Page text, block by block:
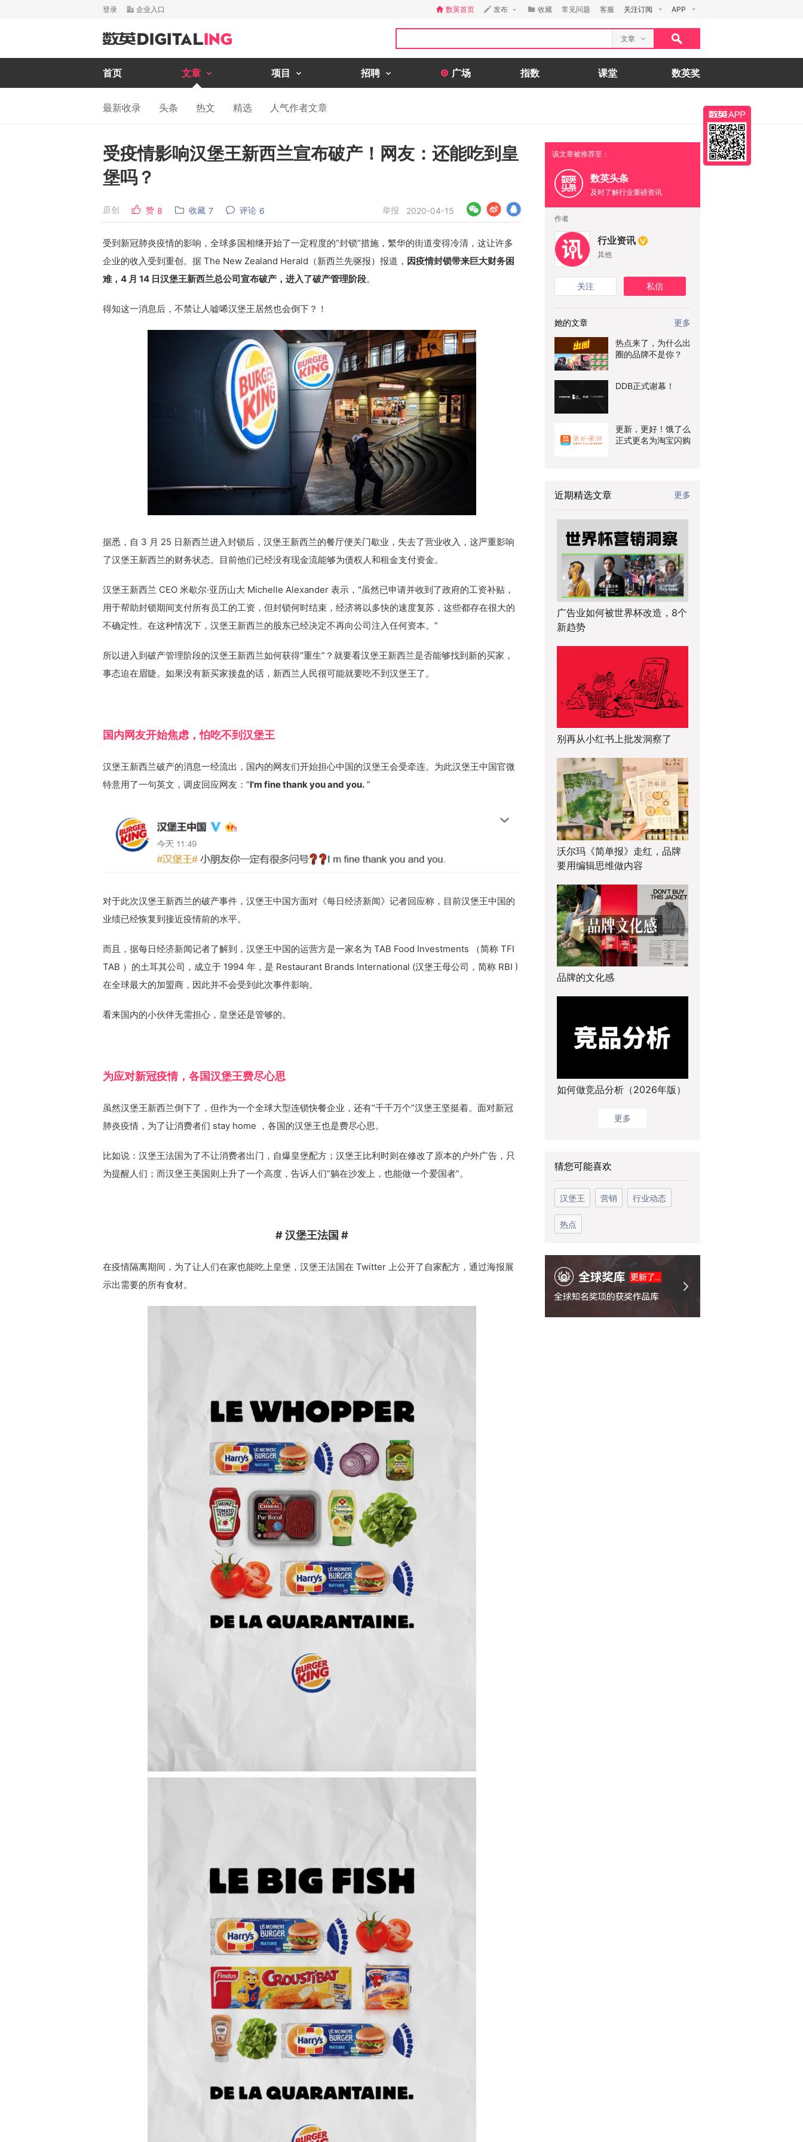
登录 企业入口 数英首页 发布 收藏 常见问题 客服 关注订阅 APP
文章
首页 文章 项目 招聘 广场 指数 课堂 数英奖
最新收录 头条 热文 精选 人气作者文章
受疫情影响汉堡王新西兰宣布破产！网友：还能吃到皇
堡吗？
原创 赞 8 收藏 7 评论 6 举报 2020-04-15
受到新冠肺炎疫情的影响，全球多国相继开始了一定程度的“封锁”措施，繁华的街道变得冷清，这让许多
企业的收入受到重创。据 The New Zealand Herald（新西兰先驱报）报道， 因疫情封锁带来巨大财务困
难，4 月 14 日汉堡王新西兰总公司宣布破产，进入了破产管理阶段。
得知这一消息后，不禁让人嘘唏汉堡王居然也会倒下？！
据悉，自 3 月 25 日新西兰进入封锁后，汉堡王新西兰的餐厅便关门歇业，失去了营业收入，这严重影响
了汉堡王新西兰的财务状态。目前他们已经没有现金流能够为债权人和租金支付资金。
汉堡王新西兰 CEO 米歇尔·亚历山大 Michelle Alexander 表示，“虽然已申请并收到了政府的工资补贴，
用于帮助封锁期间支付所有员工的工资，但封锁何时结束，经济将以多快的速度复苏，这些都存在很大的
不确定性。在这种情况下，汉堡王新西兰的股东已经决定不再向公司注入任何资本。”
所以进入到破产管理阶段的汉堡王新西兰如何获得“重生”？就要看汉堡王新西兰是否能够找到新的买家，
事态迫在眉睫。如果没有新买家接盘的话，新西兰人民很可能就要吃不到汉堡王了。
国内网友开始焦虑，怕吃不到汉堡王
汉堡王新西兰破产的消息一经流出，国内的网友们开始担心中国的汉堡王会受牵连。为此汉堡王中国官微
特意用了一句英文，调皮回应网友：“I'm fine thank you and you. ”
对于此次汉堡王新西兰的破产事件，汉堡王中国方面对《每日经济新闻》记者回应称，目前汉堡王中国的
业绩已经恢复到接近疫情前的水平。
而且，据每日经济新闻记者了解到，汉堡王中国的运营方是一家名为 TAB Food Investments （简称 TFI
TAB ）的土耳其公司，成立于 1994 年，是 Restaurant Brands International (汉堡王母公司，简称 RBI )
在全球最大的加盟商，因此并不会受到此次事件影响。
看来国内的小伙伴无需担心，皇堡还是管够的。
为应对新冠疫情，各国汉堡王费尽心思
虽然汉堡王新西兰倒下了，但作为一个全球大型连锁快餐企业，还有“千千万个”汉堡王坚挺着。面对新冠
肺炎疫情，为了让消费者们 stay home ，各国的汉堡王也是费尽心思。
比如说：汉堡王法国为了不让消费者出门，自爆皇堡配方；汉堡王比利时则在修改了原本的户外广告，只
为提醒人们；而汉堡王美国则上升了一个高度，告诉人们“躺在沙发上，也能做一个爱国者”。
# 汉堡王法国 #
在疫情隔离期间，为了让人们在家也能吃上皇堡，汉堡王法国在 Twitter 上公开了自家配方，通过海报展
示出需要的所有食材。
该文章被推荐至：
数英头条
及时了解行业重磅资讯
作者
行业资讯
其他
关注 私信
她的文章 更多
热点来了，为什么出
圈的品牌不是你？
DDB正式谢幕！
更新，更好！饿了么
正式更名为淘宝闪购
近期精选文章 更多
广告业如何被世界杯改造，8个
新趋势
别再从小红书上批发洞察了
沃尔玛《简单报》走红，品牌
要用编辑思维做内容
品牌的文化感
如何做竞品分析（2026年版）
更多
猜您可能喜欢
汉堡王 营销 行业动态
热点